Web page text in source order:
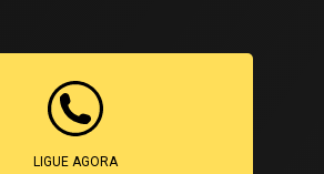
LIGUE AGORA